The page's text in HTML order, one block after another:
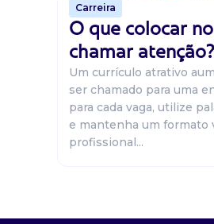
Carreira
O que colocar
chamar atenção?
Um currículo atrativo
ser chamado para uma
para cada vaga, utilize
e mantenha um formato
profissional...